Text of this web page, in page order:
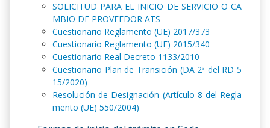
SOLICITUD PARA EL INICIO DE SERVICIO O CA
MBIO DE PROVEEDOR ATS
Cuestionario Reglamento (UE) 2017/373
Cuestionario Reglamento (UE) 2015/340
Cuestionario Real Decreto 1133/2010
Cuestionario Plan de Transición (DA 2ª del RD 5
15/2020)
Resolución de Designación (Artículo 8 del Regla
mento (UE) 550/2004)